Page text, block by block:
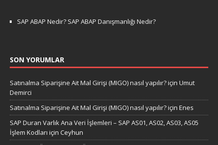
SAP ABAP Nedir? SAP ABAP Danışmanlığı Nedir?
SON YORUMLAR
Satınalma Siparişine Ait Mal Girişi (MIGO) nasıl yapılır?için Umut
Demirci
Satınalma Siparişine Ait Mal Girişi (MIGO) nasıl yapılır?için Enes
SAP Duran Varlık Ana Veri İşlemleri – SAP AS01, AS02, AS03, AS05
İşlem Kodları için Ceyhun